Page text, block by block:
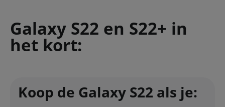
Galaxy S22 en S22+ in
het kort:
Koop de Galaxy S22 als je: